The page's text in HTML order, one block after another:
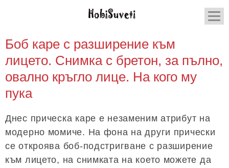
Боб каре с разширение към
лицето. Снимка с бретон, за пълно,
овално кръгло лице. На кого му
пука
Днес прическа каре е незаменим атрибут на
модерно момиче. На фона на други прически
се откроява боб-подстригване с разширение
към лицето, на снимката на което можете да